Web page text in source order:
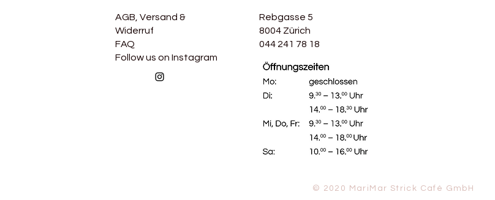
AGB, Versand &
Widerruf
FAQ
Follow us on Instagram
Rebgasse 5
8004 Zürich
044 241 78 18
© 2020 MariMar Strick Café GmbH